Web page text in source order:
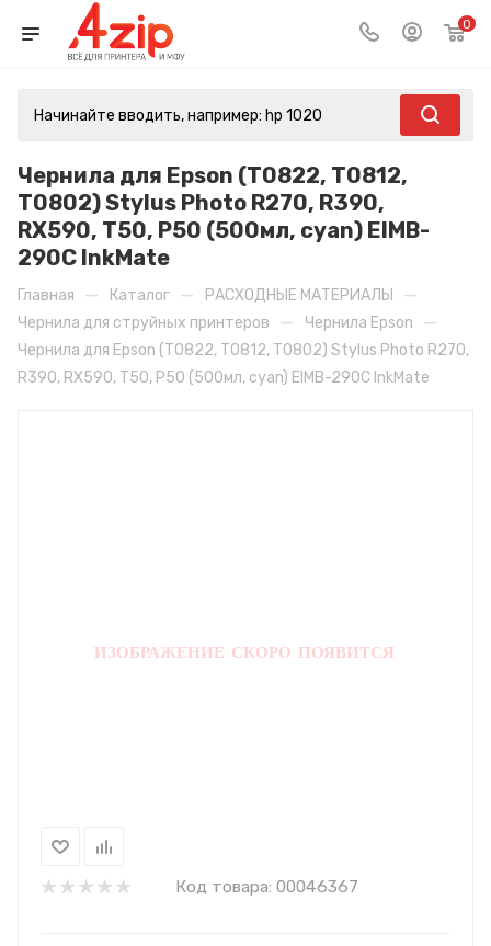
0
Чернила для Epson (T0822, T0812,
T0802) Stylus Photo R270, R390,
RX590, T50, P50 (500мл, cyan) EIMB-
290C InkMate
Главная — Каталог — РАСХОДНЫЕ МАТЕРИАЛЫ —
Чернила для струйных принтеров — Чернила Epson —
Чернила для Epson (T0822, T0812, T0802) Stylus Photo R270,
R390, RX590, T50, P50 (500мл, cyan) EIMB-290C InkMate
Код товара: 00046367